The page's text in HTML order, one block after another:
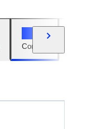
Comics